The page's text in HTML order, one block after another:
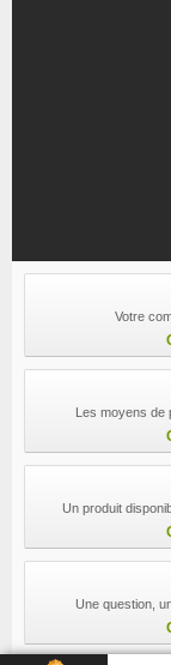
Votre
Les moyens de
Un produit
Une question,